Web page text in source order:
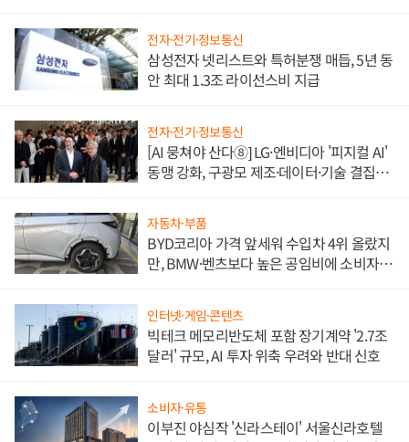
전자·전기·정보통신
삼성전자 넷리스트와 특허분쟁 매듭, 5년 동
안 최대 1.3조 라이선스비 지급
전자·전기·정보통신
[AI 뭉쳐야 산다⑧] LG·엔비디아 '피지컬 AI'
동맹 강화, 구광모 제조·데이터·기술 결집
자동차·부품
BYD코리아 가격 앞세워 수입차 4위 올랐지
만, BMW·벤츠보다 높은 공임비에 소비자
인터넷·게임·콘텐츠
빅테크 메모리반도체 포함 장기계약 '2.7조
달러' 규모, AI 투자 위축 우려와 반대 신호
소비자·유통
이부진 야심작 '신라스테이' 서울신라호텔